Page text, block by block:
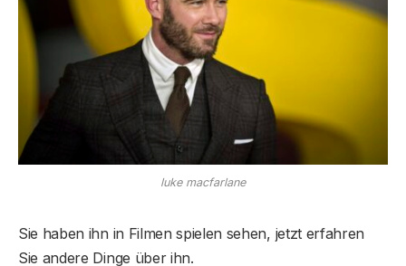
luke macfarlane
Sie haben ihn in Filmen spielen sehen, jetzt erfahren
Sie andere Dinge über ihn.